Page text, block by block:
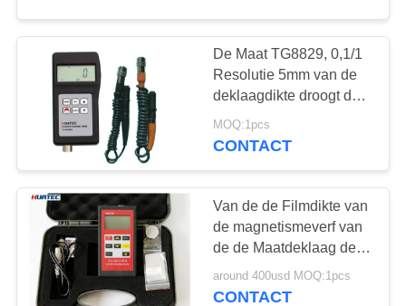
hardheidsmeter
X-Ray Fout Detector
De Maat TG8829, 0,1/1
Resolutie 5mm van de
deklaagdikte droogt de
Meter van de Filmdikte
MOQ:1pcs
CONTACT
Van de de Filmdikte van
de magnetismeverf van
de de Maatdeklaag de
Diktemaat TG8831FN
around 400usd MOQ:1pcs
CONTACT